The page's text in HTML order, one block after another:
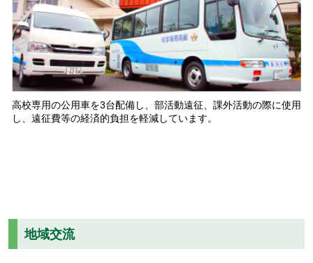
高校専用の公用車を3台配備し、部活動遠征、課外活動の際に使用
し、遠征費等の経済的負担を軽減しています。
地域交流